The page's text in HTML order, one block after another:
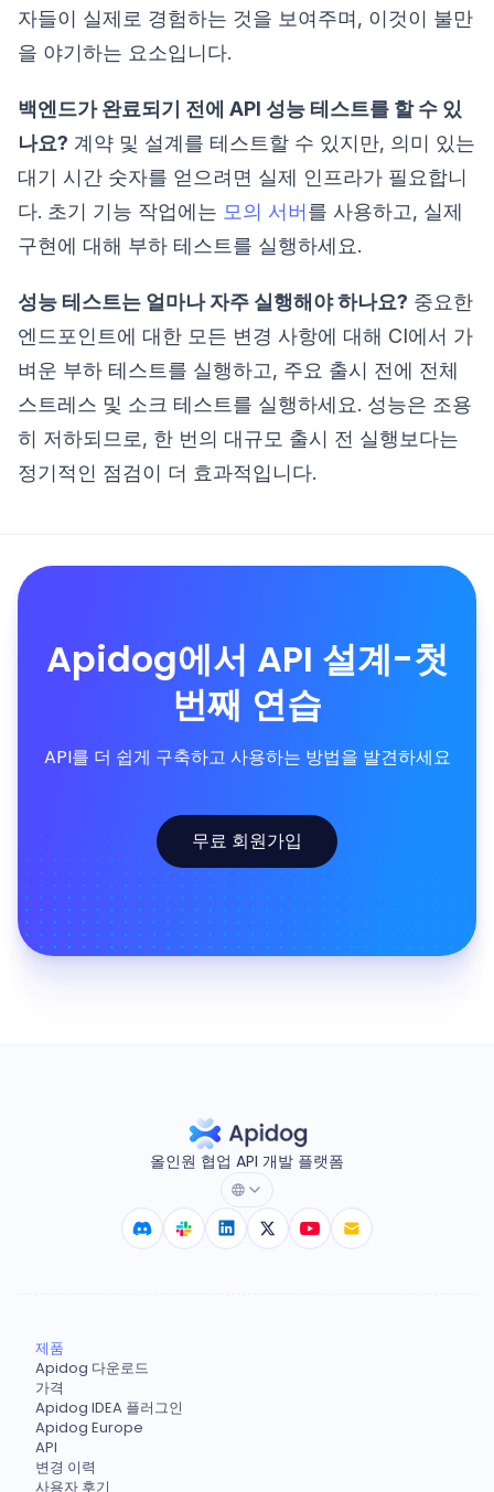
자들이 실제로 경험하는 것을 보여주며, 이것이 불만
을 야기하는 요소입니다.
백엔드가 완료되기 전에 API 성능 테스트를 할 수 있
나요? 계약 및 설계를 테스트할 수 있지만, 의미 있는
대기 시간 숫자를 얻으려면 실제 인프라가 필요합니
다. 초기 기능 작업에는 모의 서버를 사용하고, 실제
구현에 대해 부하 테스트를 실행하세요.
성능 테스트는 얼마나 자주 실행해야 하나요? 중요한
엔드포인트에 대한 모든 변경 사항에 대해 CI에서 가
벼운 부하 테스트를 실행하고, 주요 출시 전에 전체
스트레스 및 소크 테스트를 실행하세요. 성능은 조용
히 저하되므로, 한 번의 대규모 출시 전 실행보다는
정기적인 점검이 더 효과적입니다.
Apidog에서 API 설계-첫
번째 연습
API를 더 쉽게 구축하고 사용하는 방법을 발견하세요
무료 회원가입
올인원 협업 API 개발 플랫폼
제품
Apidog 다운로드
가격
Apidog IDEA 플러그인
Apidog Europe
API
변경 이력
사용자 후기